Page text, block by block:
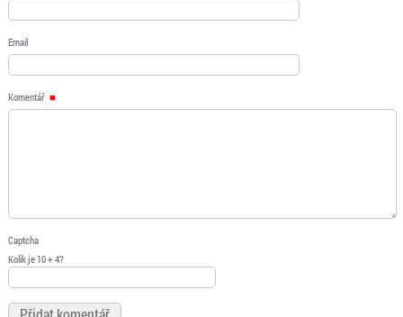
Email
Komentář
Captcha
Kolik je 10 + 4?